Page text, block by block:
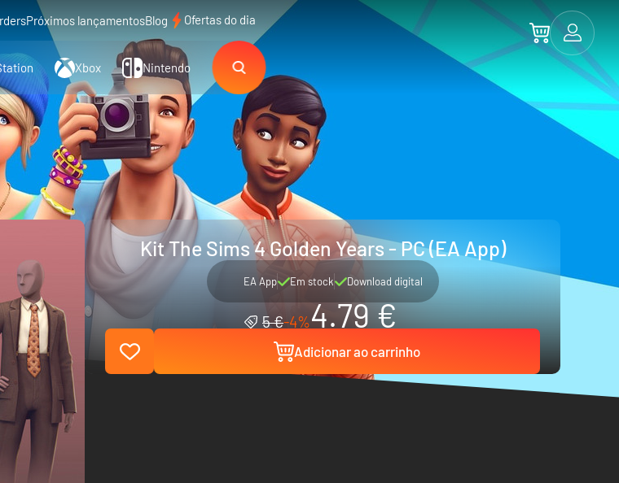
Próximos lançamentosBlog Ofertas do dia
Xbox Nintendo
Kit The Sims 4 Golden Years - PC (EA App)
EA App Em stock Download digital
5 €-4%4.79 €
Adicionar ao carrinho